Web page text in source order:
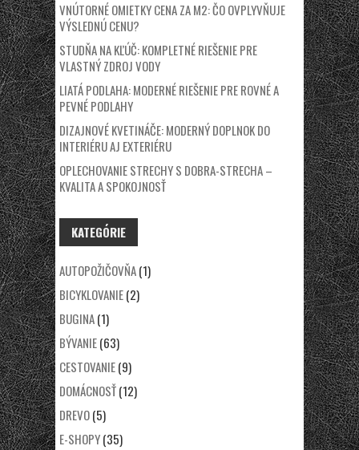
VNÚTORNÉ OMIETKY CENA ZA M2: ČO OVPLYVŇUJE
VÝSLEDNÚ CENU?
STUDŇA NA KĽÚČ: KOMPLETNÉ RIEŠENIE PRE
VLASTNÝ ZDROJ VODY
LIATÁ PODLAHA: MODERNÉ RIEŠENIE PRE ROVNÉ A
PEVNÉ PODLAHY
DIZAJNOVÉ KVETINÁČE: MODERNÝ DOPLNOK DO
INTERIÉRU AJ EXTERIÉRU
OPLECHOVANIE STRECHY S DOBRA-STRECHA –
KVALITA A SPOKOJNOSŤ
KATEGÓRIE
AUTOPOŽIČOVŇA(1)
BICYKLOVANIE(2)
BUGINA(1)
BÝVANIE(63)
CESTOVANIE(9)
DOMÁCNOSŤ(12)
DREVO(5)
E-SHOPY(35)